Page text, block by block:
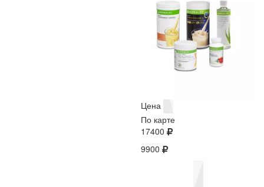
Цена
По карте
17400
9900